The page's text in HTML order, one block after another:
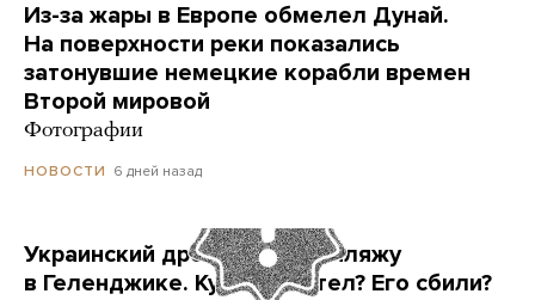
Из-за жары в Европе обмелел Дунай.
На поверхности реки показались
затонувшие немецкие корабли времен
Второй мировой
Фотографии
НОВОСТИ 6 дней назад
Украинский дрон попал по пляжу
в Геленджике. Куда он летел? Его сбили?